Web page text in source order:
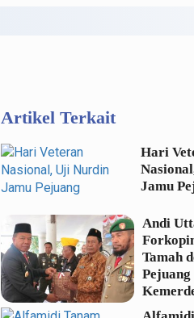
Artikel Terkait
Hari
Jamu
Andi
Tamah
Pejuang